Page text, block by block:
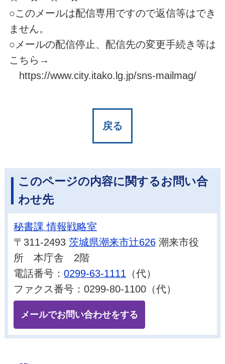
○このメールは配信専用ですので返信等はでき
ません。
○メールの配信停止、配信先の変更手続き等は
こちら→
https://www.city.itako.lg.jp/sns-mailmag/
戻る
このページの内容に関するお問い合
わせ先
秘書課 情報戦略室
〒311-2493茨城県潮来市辻626 潮来市役
所 本庁舎 2階
電話番号：0299-63-1111 （代）
ファクス番号：0299-80-1100（代）
メールでお問い合わせをする